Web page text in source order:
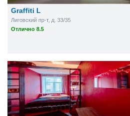
Graffiti L
Лиговский пр-т, д. 33/35
Отлично 8.5